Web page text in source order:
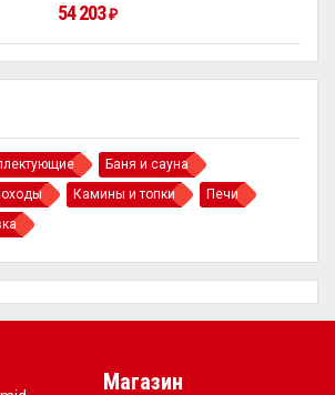
Баня и сауна
Камины и топки
Печи
54 203₽
Магазин